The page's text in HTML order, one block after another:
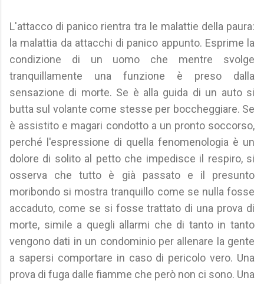
L'attacco di panico rientra tra le malattie della paura:
la malattia da attacchi di panico appunto. Esprime la
condizione di un uomo che mentre svolge
tranquillamente una funzione è preso dalla
sensazione di morte. Se è alla guida di un auto si
butta sul volante come stesse per boccheggiare. Se
è assistito e magari condotto a un pronto soccorso,
perché l'espressione di quella fenomenologia è un
dolore di solito al petto che impedisce il respiro, si
osserva che tutto è già passato e il presunto
moribondo si mostra tranquillo come se nulla fosse
accaduto, come se si fosse trattato di una prova di
morte, simile a quegli allarmi che di tanto in tanto
vengono dati in un condominio per allenare la gente
a sapersi comportare in caso di pericolo vero. Una
prova di fuga dalle fiamme che però non ci sono. Una